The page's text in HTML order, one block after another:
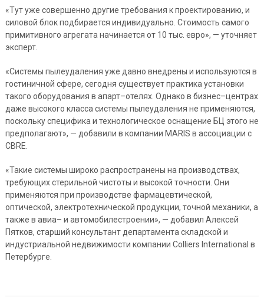
«Тут уже совершенно другие требования к проектированию, и
силовой блок подбирается индивидуально. Стоимость самого
примитивного агрегата начинается от 10 тыс. евро», — уточняет
эксперт.
«Системы пылеудаления уже давно внедрены и используются в
гостиничной сфере, сегодня существует практика установки
такого оборудования в апарт–отелях. Однако в бизнес–центрах
даже высокого класса системы пылеудаления не применяются,
поскольку специфика и технологическое оснащение БЦ этого не
предполагают», — добавили в компании MARIS в ассоциации с
CBRE.
«Такие системы широко распространены на производствах,
требующих стерильной чистоты и высокой точности. Они
применяются при производстве фармацевтической,
оптической, электротехнической продукции, точной механики, а
также в авиа– и автомобилестроении», — добавил Алексей
Пятков, старший консультант департамента складской и
индустриальной недвижимости компании Colliers International в
Петербурге.